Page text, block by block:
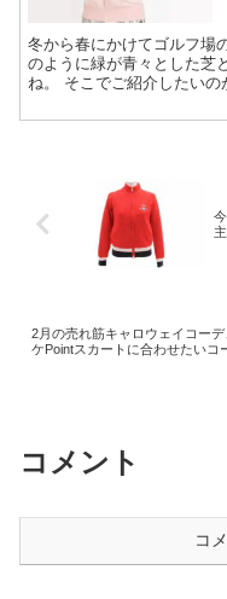
冬から春にかけてゴルフ場
のように緑が青々とした芝
ね。 そこでご紹介したい
ーコーデです。どんな季節
冬...
2月の売れ筋キャロウェイコー
ケPointスカートに合わせたいコ
コメント
コ